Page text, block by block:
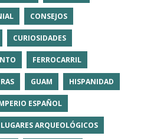
CONSEJOS
CURIOSIDADES
FERROCARRIL
GUAM HISPANIDAD
ESPAÑOL
LUGARES ARQUEOLÓGICOS